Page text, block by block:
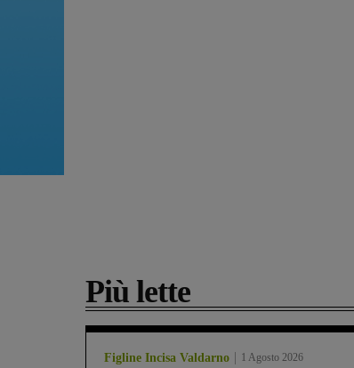
Più lette
Figline Incisa Valdarno 1 Agosto 2026